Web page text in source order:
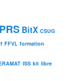
BitX CSUG
FFVL formation
ISS kit libre